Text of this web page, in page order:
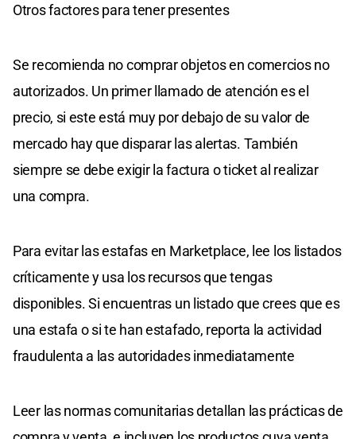
Otros factores para tener presentes
Se recomienda no comprar objetos en comercios no
autorizados. Un primer llamado de atención es el
precio, si este está muy por debajo de su valor de
mercado hay que disparar las alertas. También
siempre se debe exigir la factura o ticket al realizar
una compra.
Para evitar las estafas en Marketplace, lee los listados
críticamente y usa los recursos que tengas
disponibles. Si encuentras un listado que crees que es
una estafa o si te han estafado, reporta la actividad
fraudulenta a las autoridades inmediatamente
Leer las normas comunitarias detallan las prácticas de